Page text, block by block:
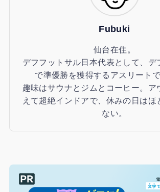
Fubuki
仙台在住。
デフフットサル日本代表として、デ
で準優勝を獲得するアスリートで
趣味はサウナとジムとコーヒー。ア
えて超絶インドアで、休みの日はほ
ない。